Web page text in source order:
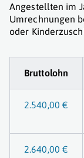
Angestellten im
Umrechnungen
oder
Bruttolohn
2.540,00 €
2.640,00 €